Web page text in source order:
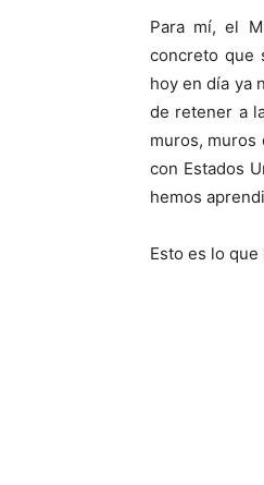
Para mí, el
concreto que
hoy en día ya
de retener a
muros, muros
con Estados
hemos
Esto es lo